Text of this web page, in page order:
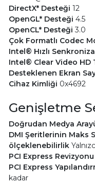
DirectX* Desteği 12
OpenGL* Desteği 4.5
OpenCL* Desteği3.0
Çok Formatlı Codec
Intel® Hızlı
Intel® Clear Video HD
Desteklenen Ekran
Cihaz Kimliği 0x4692
Genişletme
Doğrudan Medya
DMI Şeritlerinin Maks
ölçeklenebilirlik
PCI Express Revizyonu
PCI Express
kadar